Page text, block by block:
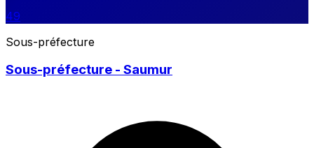
49
Sous-préfecture
Sous-préfecture - Saumur